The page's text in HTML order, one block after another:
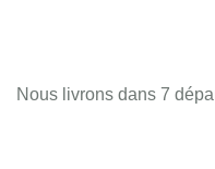
Nous livrons dans 7